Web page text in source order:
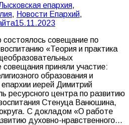
епархия,
, Новости Епархий,
15.11.2023
состоялось совещание по
«Теория и практика
приняли участие:
образования и
иерей Димитрий
ресурсного центра по развитию
Стенуца Ванюшина,
округа. С докладом «О работе
духовно-нравственного…